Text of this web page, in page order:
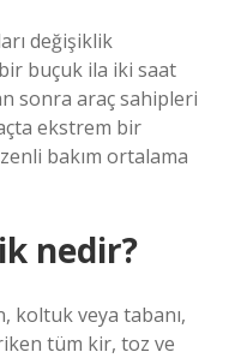
değişiklik
buçuk ila iki saat
sonra araç sahipleri
ekstrem bir
bakım ortalama
nedir?
koltuk veya tabanı,
tüm kir, toz ve